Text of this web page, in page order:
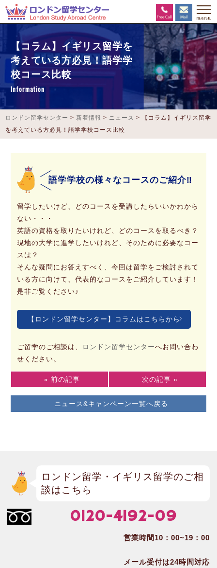
【コラム】イギリス留学を
考えている方必見！語学学
校コース比較
Information
ロンドン留学センター > 新着情報 > ニュース >
【コラム】イギリス留学
を考えている方必見！語学学校コース比較
語学学校の様々なコースのご紹介‼
留学したいけど、どのコースを受講したらいいかわから
ない・・・
英語の資格を取りたいけれど、どのコースを取るべき？
現地の大学に進学したいけれど、そのために必要なコー
スは？
そんな疑問にお答えすべく、今回は留学をご検討されて
いる方に向けて、代表的なコースをご紹介しています！
是非ご覧ください♪
【ロンドン留学センター】コラムはこちらから
ご留学のご相談は、 ロンドン留学センターへお問い合わ
せください。
« 前の記事
ニュース&キャンペーン一覧へ戻る
次の記事 »
ロンドン留学・イギリス留学のご相
談はこちら
0120-4192-09
営業時間10：00~19：00
メール受付は24時間対応